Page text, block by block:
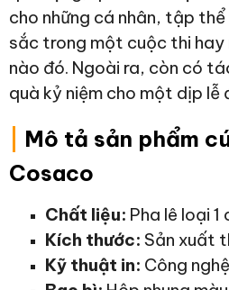
cho những cá nhân, tập
sắc trong một cuộc thi
nào đó. Ngoài ra, còn có
quà kỷ niệm cho một dịp lễ
Mô tả sản phẩm
Cosaco
Chất liệu: Pha lê loại
Kích thước: Sản xuất
Kỹ thuật in: Công